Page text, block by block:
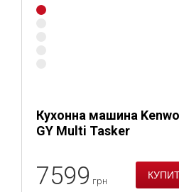
Кухонна машина
GY Multi Tasker
7599 грн